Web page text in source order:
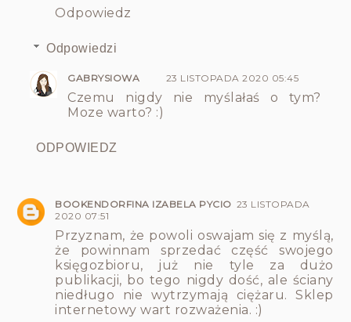
Odpowiedz
Odpowiedzi
GABRYSIOWA 23 LISTOPADA 2020 05:45
Czemu nigdy nie myślałaś o tym?
Moze warto? :)
ODPOWIEDZ
BOOKENDORFINA IZABELA PYCIO 23 LISTOPADA
2020 07:51
Przyznam, że powoli oswajam się z myślą,
że powinnam sprzedać część swojego
księgozbioru, już nie tyle za dużo
publikacji, bo tego nigdy dość, ale ściany
niedługo nie wytrzymają ciężaru. Sklep
internetowy wart rozważenia. :)